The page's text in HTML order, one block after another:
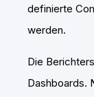
definierte
werden.
Die
Dashboards.